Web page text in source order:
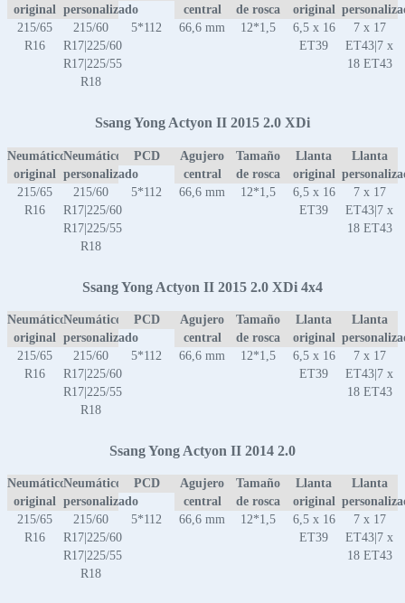
original personalizado
central
de rosca
original
215/65
R16
215/60
R17|225/60
R17|225/55
R18
5*112 66,6 mm 12*1,5
6,5 x 16
ET39
7 x 17
ET43|7 x
18 ET43
Ssang Yong Actyon II 2015 2.0 XDi
Neumático
original
Neumático
personalizado
PCD
Agujero
central
Tamaño
de rosca
Llanta
original
Llanta
215/65
R16
215/60
R17|225/60
R17|225/55
R18
5*112 66,6 mm 12*1,5
6,5 x 16
ET39
7 x 17
ET43|7 x
18 ET43
Ssang Yong Actyon II 2015 2.0 XDi 4x4
Neumático
original
Neumático
personalizado
PCD
Agujero
central
Tamaño
de rosca
Llanta
original
Llanta
215/65
R16
215/60
R17|225/60
R17|225/55
R18
5*112 66,6 mm 12*1,5
6,5 x 16
ET39
7 x 17
ET43|7 x
18 ET43
Ssang Yong Actyon II 2014 2.0
Neumático
original
Neumático
personalizado
PCD
Agujero
central
Tamaño
de rosca
Llanta
original
Llanta
215/65
R16
215/60
R17|225/60
R17|225/55
R18
5*112 66,6 mm 12*1,5
6,5 x 16
ET39
7 x 17
ET43|7 x
18 ET43